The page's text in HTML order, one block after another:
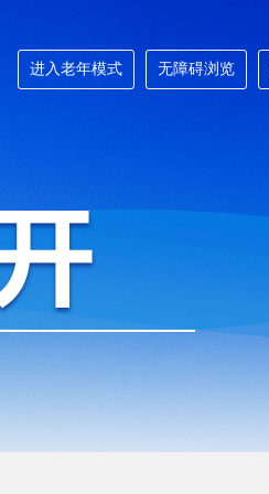
无障碍浏览
进入老年模式